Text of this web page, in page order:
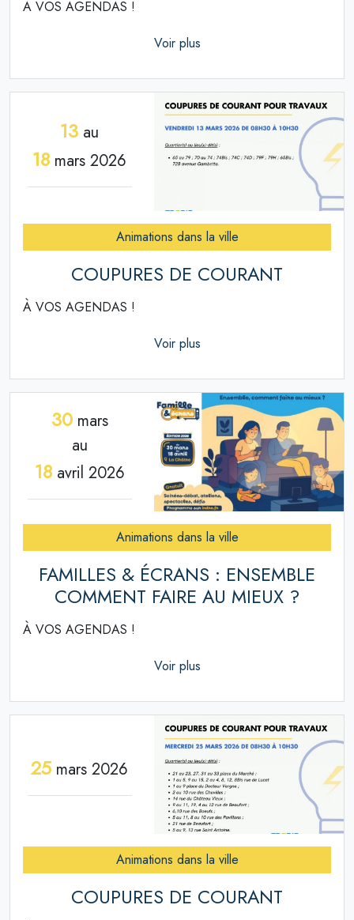
À VOS AGENDAS !
Voir plus
13 au
18 mars 2026
Animations dans la ville
COUPURES DE COURANT
À VOS AGENDAS !
Voir plus
30mars
au
18avril 2026
Animations dans la ville
FAMILLES & ÉCRANS : ENSEMBLE
COMMENT FAIRE AU MIEUX ?
À VOS AGENDAS !
Voir plus
25 mars 2026
Animations dans la ville
COUPURES DE COURANT